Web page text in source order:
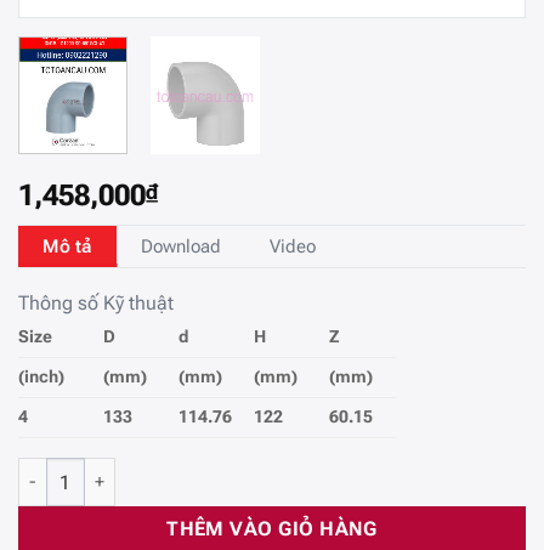
1,458,000₫
Mô tả Download Video
Thông số Kỹ thuật
Size D d H
Z
(inch)
(mm) (mm) (mm)
(mm)
4
133 114.76 122 60.15
Co/cút - 90° CPVC Công Nghiệp SCH80, DN100, 4 (Inch) số lượng
THÊM VÀO GIỎ HÀNG